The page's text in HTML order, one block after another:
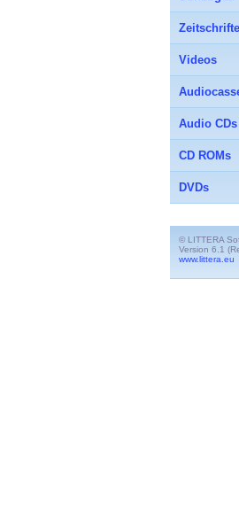
Videos
Audio CDs
CD ROMs
DVDs
© LITTERA
Version 6.1
www.littera.eu